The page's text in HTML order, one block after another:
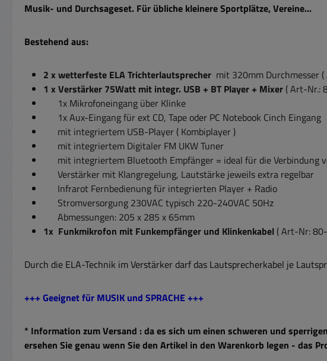
Musik- und Durchsageset. Für übliche kleinere Sportplätze, Vereine...
Bestehend aus:
2 x wetterfeste ELA Trichterlautsprecher mit 320mm Durchmesser
1 x Verstärker 75Watt mit integr. USB + BT Player + Mixer ( Art-Nr.:
1x Mikrofoneingang über Klinke
1x Aux-Eingang für ext CD, Tape oder PC Notebook Cinch
mit integriertem USB-Player ( Kombiplayer )
mit integriertem Digitaler FM UKW Tuner
mit integriertem Bluetooth Empfänger = ideal für die
Verstärker mit Klangregelung, Lautstärke jeweils extra regelbar
Infrarot Fernbedienung für integrierten Player + Radio
Stromversorgung 230VAC typisch 220-240VAC 50Hz
Abmessungen: 205 x 285 x 65mm
1x Funkmikrofon mit Funkempfänger und Klinkenkabel ( Art-Nr:
Durch die ELA-Technik im Verstärker darf das Lautsprecherkabel je
+++ Geeignet für MUSIK und SPRACHE +++
* Information zum Versand : da es sich um einen schweren und
ersehen Sie genau wenn Sie den Artikel in den Warenkorb legen - das